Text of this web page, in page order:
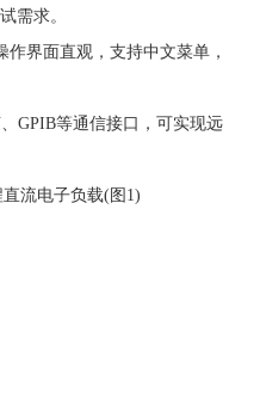
需求。
界面直观，支持中文菜单，
GPIB等通信接口，可实现远